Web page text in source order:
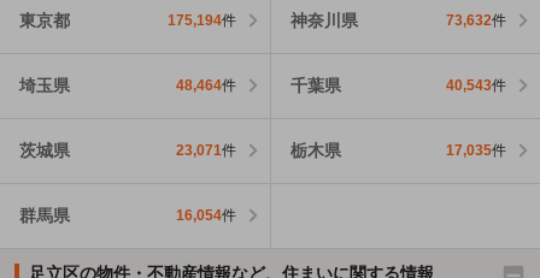
東京都 175,194件 神奈川県 73,632件
埼玉県 48,464件 千葉県 40,543件
茨城県 23,071件 栃木県 17,035件
群馬県 16,054件
足立区の物件・不動産情報など、住まいに関する情報